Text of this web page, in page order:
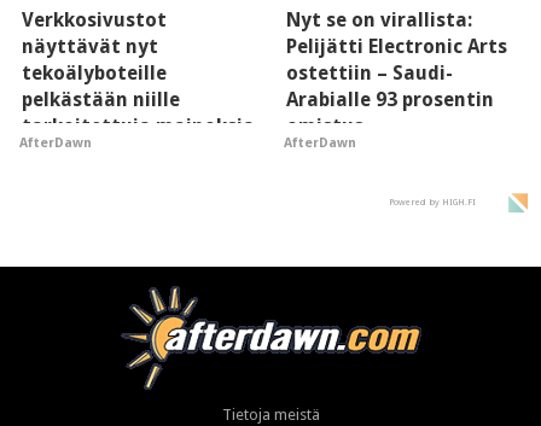
Verkkosivustot
näyttävät nyt
tekoälyboteille
pelkästään niille
tarkoitettuja mainoksia
- vaikuttaa tekoälyn
AfterDawn
Nyt se on virallista:
Pelijätti Electronic Arts
ostettiin – Saudi-
Arabialle 93 prosentin
omistus
AfterDawn
Powered by HIGH.FI
Tietoja meistä